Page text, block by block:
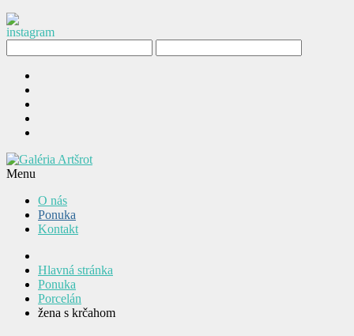
Menu
O nás
Ponuka
Kontakt
Hlavná stránka
Ponuka
Porcelán
žena s krčahom